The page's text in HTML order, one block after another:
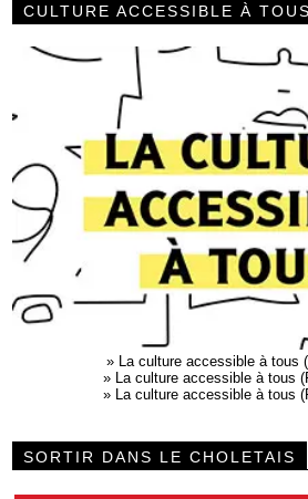
CULTURE ACCESSIBLE À TOUS
» La culture accessible à tous
» La culture accessible à tous
» La culture accessible à tous
SORTIR DANS LE CHOLETAIS